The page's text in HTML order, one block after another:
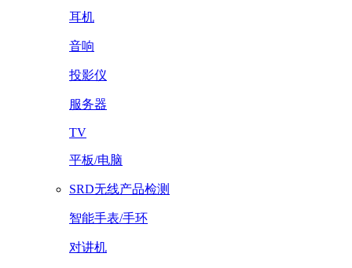
耳机
音响
投影仪
服务器
TV
平板/电脑
SRD无线产品检测
智能手表/手环
对讲机